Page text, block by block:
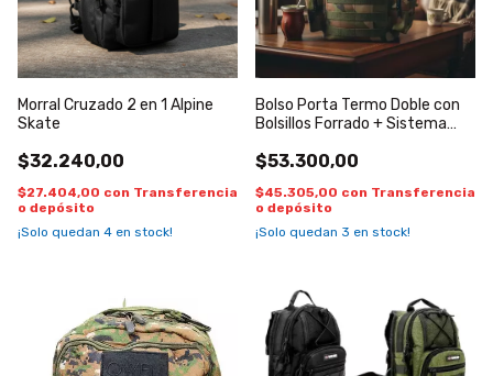
Morral Cruzado 2 en 1 Alpine
Skate
$32.240,00
$27.404,00 con Transferencia
o depósito
¡Solo quedan 4 en stock!
Bolso Porta Termo Doble con
Bolsillos Forrado + Sistema
$53.300,00
$45.305,00 con Transferencia
o depósito
¡Solo quedan 3 en stock!